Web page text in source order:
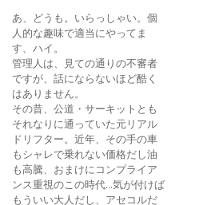
あ、どうも。いらっしゃい。個
人的な趣味で適当にやってま
す、ハイ。
管理人は、見ての通りの不審者
ですが、話にならないほど酷く
はありません。
その昔、公道・サーキットとも
それなりに通っていた元リアル
ドリフター。近年、その手の車
もシャレで乗れない価格だし油
も高騰、おまけにコンプライア
ンス重視のこの時代…気が付けば
もういい大人だし、アセコルだ